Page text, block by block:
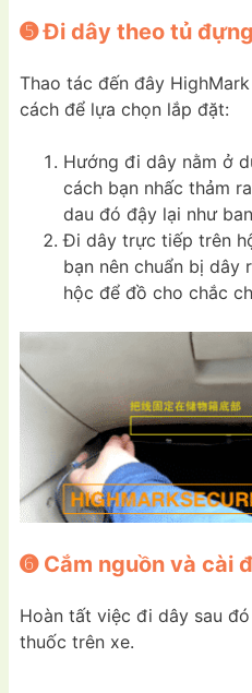
➎ Đi dây theo tủ
Thao tác đến đây
cách để lựa chọn lắp đặt:
Hướng đi dây nằm ở
cách bạn nhấc thảm
dau đó đậy lại như
Đi dây trực tiếp trên
bạn nên chuẩn bị dây
hộc để đồ cho chắc
➏ Cắm nguồn và cài
Hoàn tất việc đi dây sau
thuốc trên xe.